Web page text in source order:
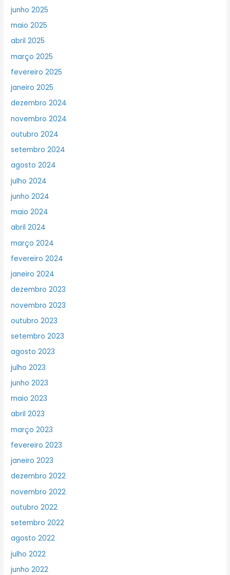
junho 2025
maio 2025
abril 2025
março 2025
fevereiro 2025
janeiro 2025
dezembro 2024
novembro 2024
outubro 2024
setembro 2024
agosto 2024
julho 2024
junho 2024
maio 2024
abril 2024
março 2024
fevereiro 2024
janeiro 2024
dezembro 2023
novembro 2023
outubro 2023
setembro 2023
agosto 2023
julho 2023
junho 2023
maio 2023
abril 2023
março 2023
fevereiro 2023
janeiro 2023
dezembro 2022
novembro 2022
outubro 2022
setembro 2022
agosto 2022
julho 2022
junho 2022